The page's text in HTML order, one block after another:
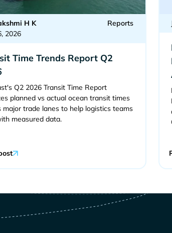
H K
2026
Reports
Time Trends Report Q2
Q2 2026 Transit Time Report
planned vs actual ocean transit times
major trade lanes to help logistics teams
measured data.